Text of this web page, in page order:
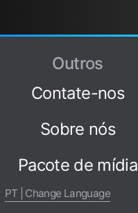
Outros
Contate-nos
Sobre nós
Pacote de mídia
PT | Change Language